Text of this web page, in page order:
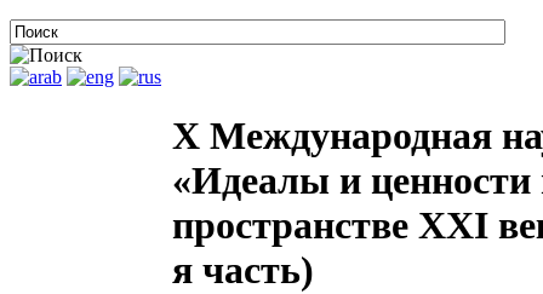
X Международная
«Идеалы и ценности
пространстве XXI
я часть)